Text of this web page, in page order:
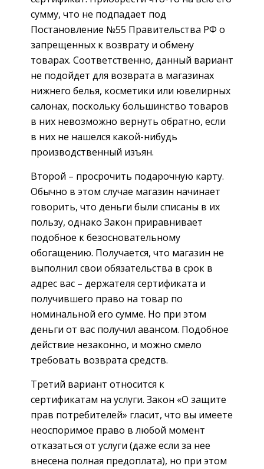
сумму, что не подпадает под
Постановление №55 Правительства РФ о
запрещенных к возврату и обмену
товарах. Соответственно, данный вариант
не подойдет для возврата в магазинах
нижнего белья, косметики или ювелирных
салонах, поскольку большинство товаров
в них невозможно вернуть обратно, если
в них не нашелся какой-нибудь
производственный изъян.
Второй – просрочить подарочную карту.
Обычно в этом случае магазин начинает
говорить, что деньги были списаны в их
пользу, однако Закон приравнивает
подобное к безосновательному
обогащению. Получается, что магазин не
выполнил свои обязательства в срок в
адрес вас – держателя сертификата и
получившего право на товар по
номинальной его сумме. Но при этом
деньги от вас получил авансом. Подобное
действие незаконно, и можно смело
требовать возврата средств.
Третий вариант относится к
сертификатам на услуги. Закон «О защите
прав потребителей» гласит, что вы имеете
неоспоримое право в любой момент
отказаться от услуги (даже если за нее
внесена полная предоплата), но при этом